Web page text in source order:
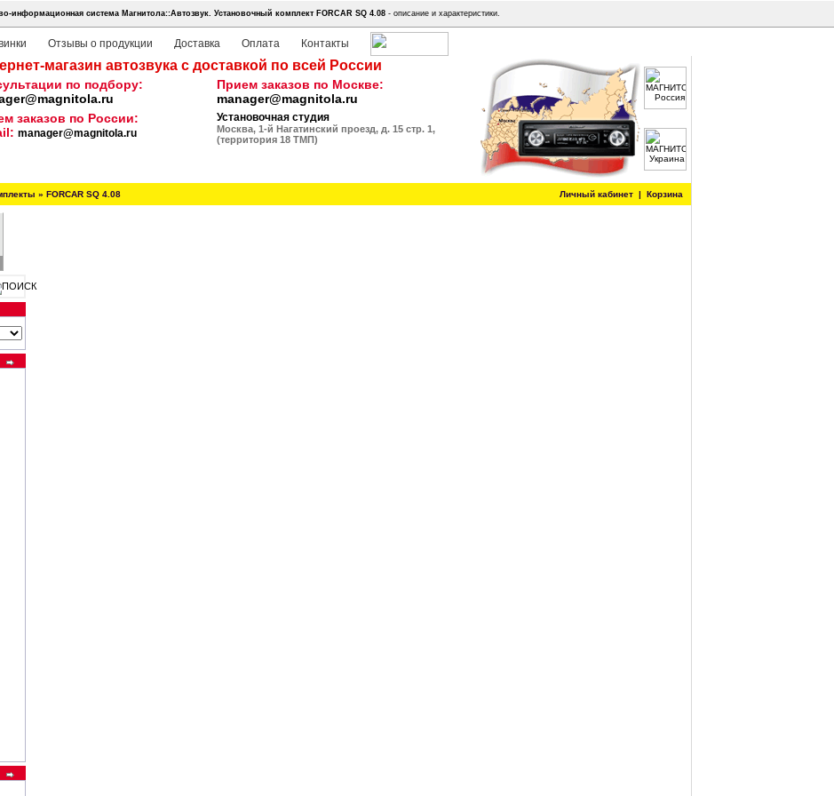
информационная система Магнитола::Автозвук. Установочный комплект FORCAR SQ 4.08 - описание и характеристики.
Отзывы о продукции Доставка Оплата Контакты
магазин автозвука с доставкой по всей России
по подбору:
Прием заказов по Москве:
manager@magnitola.ru
заказов по России:
manager@magnitola.ru
Установочная студия
Москва, 1-й Нагатинский проезд, д. 15 стр. 1,
(территория 18 ТМП)
» FORCAR SQ 4.08 Личный кабинет | Корзина